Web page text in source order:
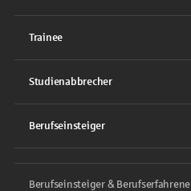
Trainee
Studienabbrecher
Berufseinsteiger
Berufseinsteiger & Berufserfahrene